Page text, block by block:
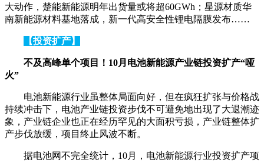
大动作，楚能新能源明年出货量或将超60GWh；星源材质华
南新能源材料基地落成，新一代高安全性锂电隔膜发布……
【投资扩产】
不及高峰单个项目！10月电池新能源产业链投资扩产“哑
火”
电池新能源行业虽整体局面向好，但在疯狂扩张与价格战
持续冲击下，电池产业链投资步伐不可避免地出现了大退潮迹
象，产业链企业也正在经历罕见的大面积亏损，产业链整体扩
产步伐放缓，项目终止风波不断。
据电池网不完全统计，10月，电池新能源行业投资扩产项